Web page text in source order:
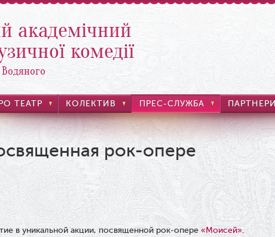
академічний
комедії
ТЕАТР КОЛЕКТИВ ПРЕС-СЛУЖБА ПАРТНЕРИ
рок-опере
в уникальной акции, посвященной рок-опере «Моисей».